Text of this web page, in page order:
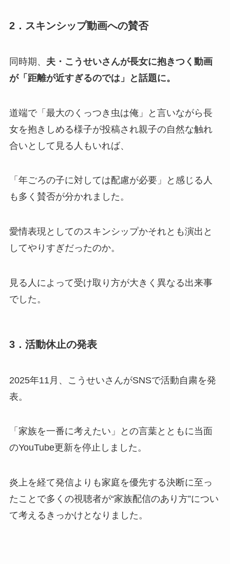
2．スキンシップ動画への賛否
同時期、 夫・こうせいさんが長女に抱きつく動画
が「距離が近すぎるのでは」と話題に。
道端で「最大のくっつき虫は俺」と言いながら長
女を抱きしめる様子が投稿され親子の自然な触れ
合いとして見る人もいれば、
「年ごろの子に対しては配慮が必要」と感じる人
も多く賛否が分かれました。
愛情表現としてのスキンシップかそれとも演出と
してやりすぎだったのか。
見る人によって受け取り方が大きく異なる出来事
でした。
3．活動休止の発表
2025年11月、こうせいさんがSNSで活動自粛を発
表。
「家族を一番に考えたい」との言葉とともに当面
のYouTube更新を停止しました。
炎上を経て発信よりも家庭を優先する決断に至っ
たことで多くの視聴者が“家族配信のあり方”につい
て考えるきっかけとなりました。